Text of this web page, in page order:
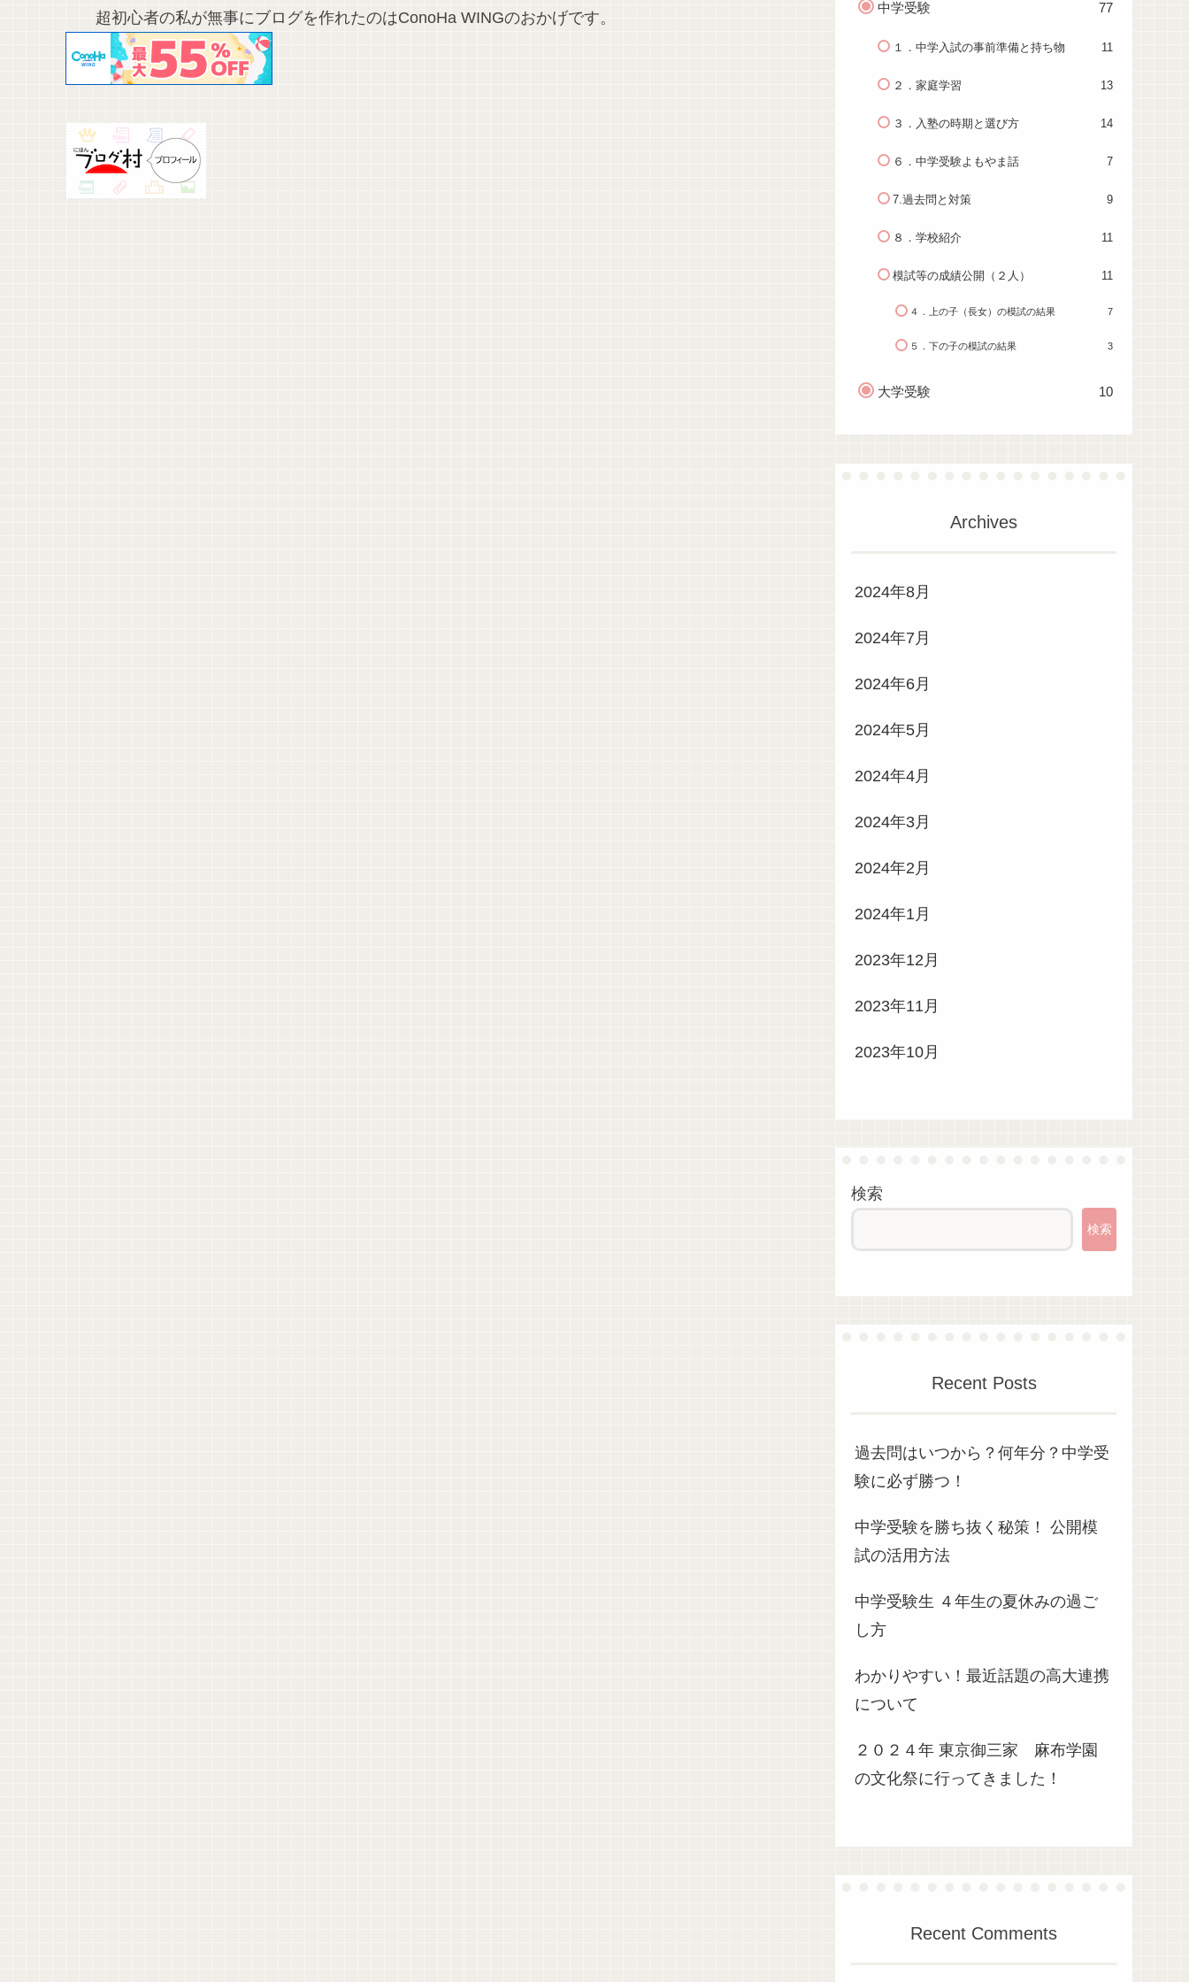
超初心者の私が無事にブログを作れたのはConoHa WINGのおかげです。
中学受験 77
１．中学入試の事前準備と持ち物 11
２．家庭学習 13
３．入塾の時期と選び方 14
６．中学受験よもやま話 7
7.過去問と対策 9
８．学校紹介 11
模試等の成績公開（２人） 11
４．上の子（長女）の模試の結果 7
５．下の子の模試の結果 3
大学受験 10
Archives
2024年8月
2024年7月
2024年6月
2024年5月
2024年4月
2024年3月
2024年2月
2024年1月
2023年12月
2023年11月
2023年10月
検索
検索
Recent Posts
過去問はいつから？何年分？中学受
験に必ず勝つ！
中学受験を勝ち抜く秘策！ 公開模
試の活用方法
中学受験生 ４年生の夏休みの過ご
し方
わかりやすい！最近話題の高大連携
について
２０２４年 東京御三家 麻布学園
の文化祭に行ってきました！
Recent Comments